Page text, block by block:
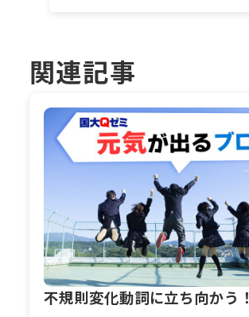
関連記事
不規則変化動詞に立ち向かう！